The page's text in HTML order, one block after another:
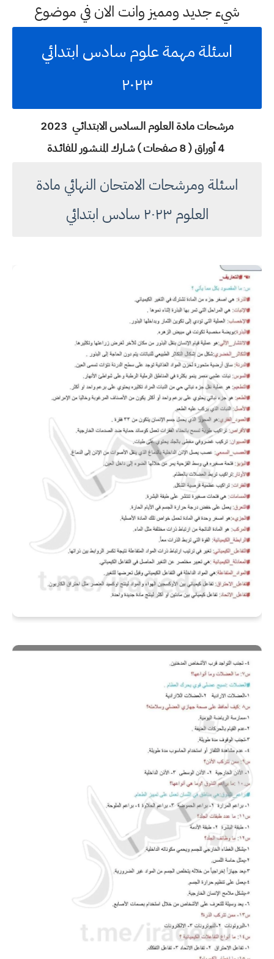
شيء جديد ومميز وانت الان في موضوع
اسئلة مهمة علوم سادس ابتدائي
٢٠٢٣
مرشحات مادة العلومالـسادس الابتدائـي 2023
شـارك المنـشـور للفائـدة
اسئلة ومرشحات الامتحان النهائي مادة
العلوم ٢٠٢٣ سادس ابتدائي